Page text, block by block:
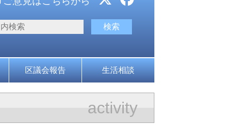
区議会報告 生活相談
activity